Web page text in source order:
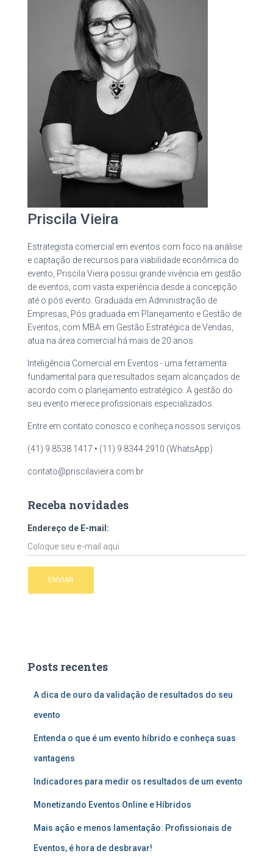
Priscila Vieira
Estrategista comercial em eventos com foco na análise
e captação de recursos para viabilidade econômica do
evento, Priscila Vieira possui grande vivência em gestão
de eventos, com vasta experiência desde a concepção
até o pós evento. Graduada em Administração de
Empresas, Pós graduada em Planejamento e Gestão de
Eventos, com MBA em Gestão Estratégica de Vendas,
atua na área comercial há mais de 20 anos.
Inteligência Comercial em Eventos - uma ferramenta
fundamental para que resultados sejam alcançados de
acordo com o planejamento estratégico. A gestão do
seu evento merece profissionais especializados.
Entre em contato conosco e conheça nossos serviços.
(41) 9 8538 1417 • (11) 9 8344 2910 (WhatsApp)
contato@priscilavieira.com.br
Receba novidades
Endereço de E-mail:
Posts recentes
A dica de ouro da validação de resultados do seu
evento
Entenda o que é um evento híbrido e conheça suas
vantagens
Indicadores para medir os resultados de um evento
Monetizando Eventos Online e Híbridos
Mais ação e menos lamentação: Profissionais de
Eventos, é hora de desbravar!